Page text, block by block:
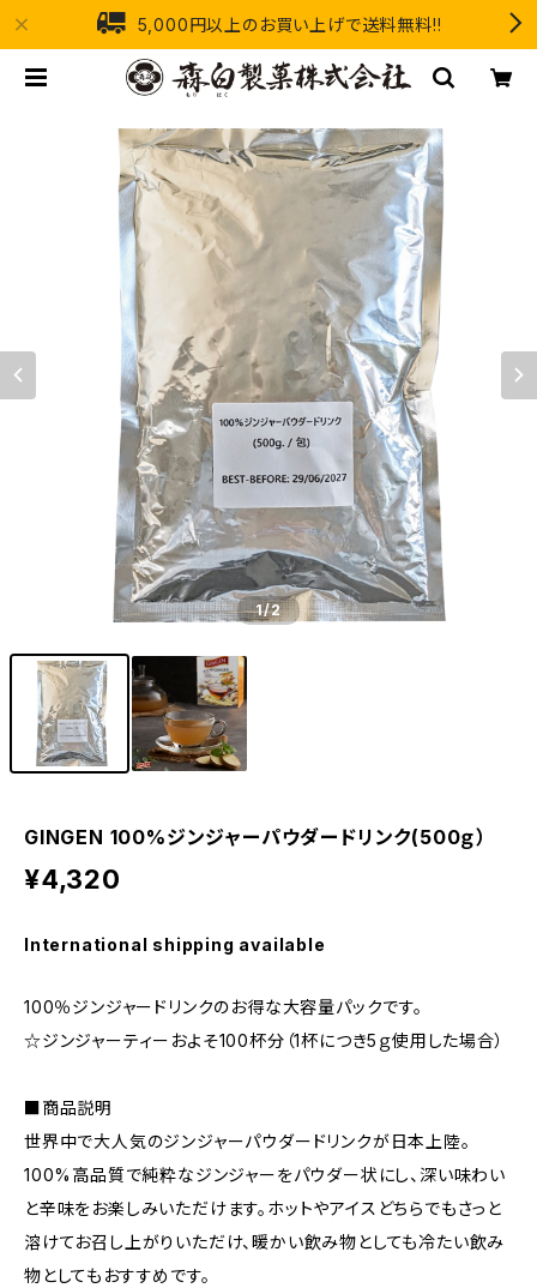
5,000円以上のお買い上げで送料無料!!
1/2
GINGEN 100%ジンジャーパウダードリンク(500ｇ）
¥4,320
International shipping available
100％ジンジャードリンクのお得な大容量パックです。
☆ジンジャーティーおよそ100杯分（1杯につき5ｇ使用した場合）
■商品説明
世界中で大人気のジンジャーパウダードリンクが日本上陸。
100%高品質で純粋なジンジャーをパウダー状にし、深い味わい
と辛味をお楽しみいただけます。ホットやアイスどちらでもさっと
溶けてお召し上がりいただけ、暖かい飲み物としても冷たい飲み
物としてもおすすめです。